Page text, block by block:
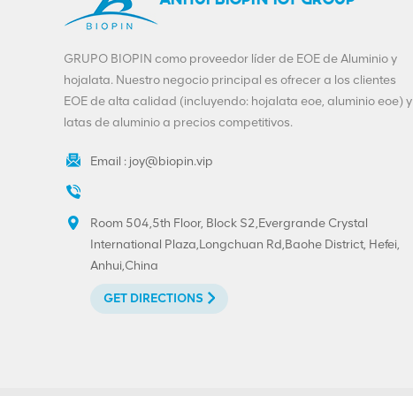
GRUPO BIOPIN como proveedor líder de EOE de Aluminio y
hojalata. Nuestro negocio principal es ofrecer a los clientes
EOE de alta calidad (incluyendo: hojalata eoe, aluminio eoe) y
latas de aluminio a precios competitivos.
Email : joy@biopin.vip
Room 504,5th Floor, Block S2,Evergrande Crystal
International Plaza,Longchuan Rd,Baohe District, Hefei,
Anhui,China
GET DIRECTIONS